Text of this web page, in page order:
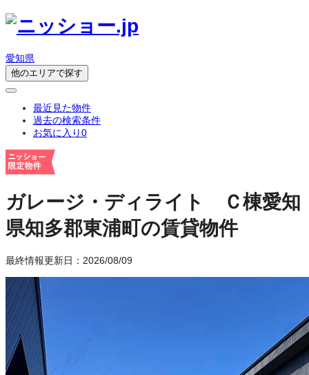
愛知県
他のエリアで探す
最近見た物件
過去の検索条件
お気に入り0
ガレージ・ディライト Ｃ棟愛知
県知多郡東浦町の賃貸物件
最終情報更新日：2026/08/09